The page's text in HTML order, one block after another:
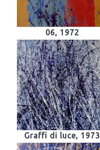
06, 1972
Graffi di luce, 1973